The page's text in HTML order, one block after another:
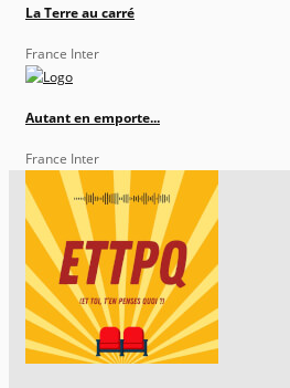
La Terre au carré
France Inter
Autant en emporte...
France Inter